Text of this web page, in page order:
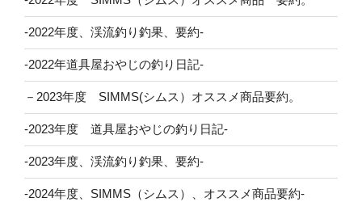
-2022年度、渓流釣り釣果、要約-
-2022年道具屋おやじの釣り日記-
－2023年度 SIMMS(シムス）オススメ商品要約。
-2023年度 道具屋おやじの釣り日記-
-2023年度、渓流釣り釣果、要約-
-2024年度、SIMMS（シムス）、オススメ商品要約-